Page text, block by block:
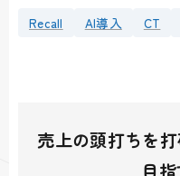
Recall AI導入 CT
売上の頭打ちを
目